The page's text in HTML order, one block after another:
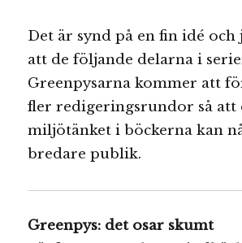
Det är synd på en fin idé och
att de följande delarna i
Greenpysarna kommer att
fler redigeringsrundor så att
miljötänket i böckerna kan
bredare publik.
Greenpys: det osar skumt